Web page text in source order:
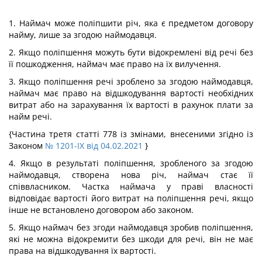
1. Наймач може поліпшити річ, яка є предметом договору
найму, лише за згодою наймодавця.
2. Якщо поліпшення можуть бути відокремлені від речі без
її пошкодження, наймач має право на їх вилучення.
3. Якщо поліпшення речі зроблено за згодою наймодавця,
наймач має право на відшкодування вартості необхідних
витрат або на зарахування їх вартості в рахунок плати за
найм речі.
{Частина третя статті 778 із змінами, внесеними згідно із
Законом № 1201-IX від 04.02.2021 }
4. Якщо в результаті поліпшення, зробленого за згодою
наймодавця, створена нова річ, наймач стає її
співвласником. Частка наймача у праві власності
відповідає вартості його витрат на поліпшення речі, якщо
інше не встановлено договором або законом.
5. Якщо наймач без згоди наймодавця зробив поліпшення,
які не можна відокремити без шкоди для речі, він не має
права на відшкодування їх вартості.